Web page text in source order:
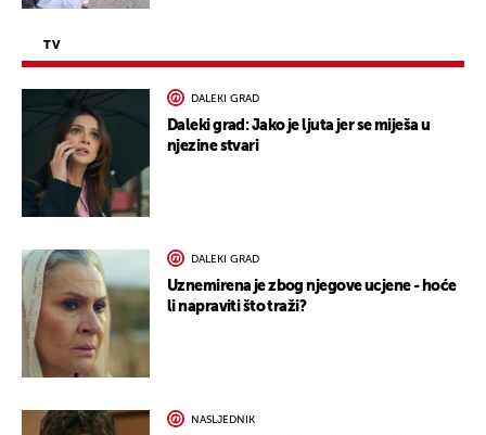
TV
DALEKI GRAD
Daleki grad: Jako je ljuta jer se miješa u
njezine stvari
DALEKI GRAD
Uznemirena je zbog njegove ucjene - hoće
li napraviti što traži?
NASLJEDNIK